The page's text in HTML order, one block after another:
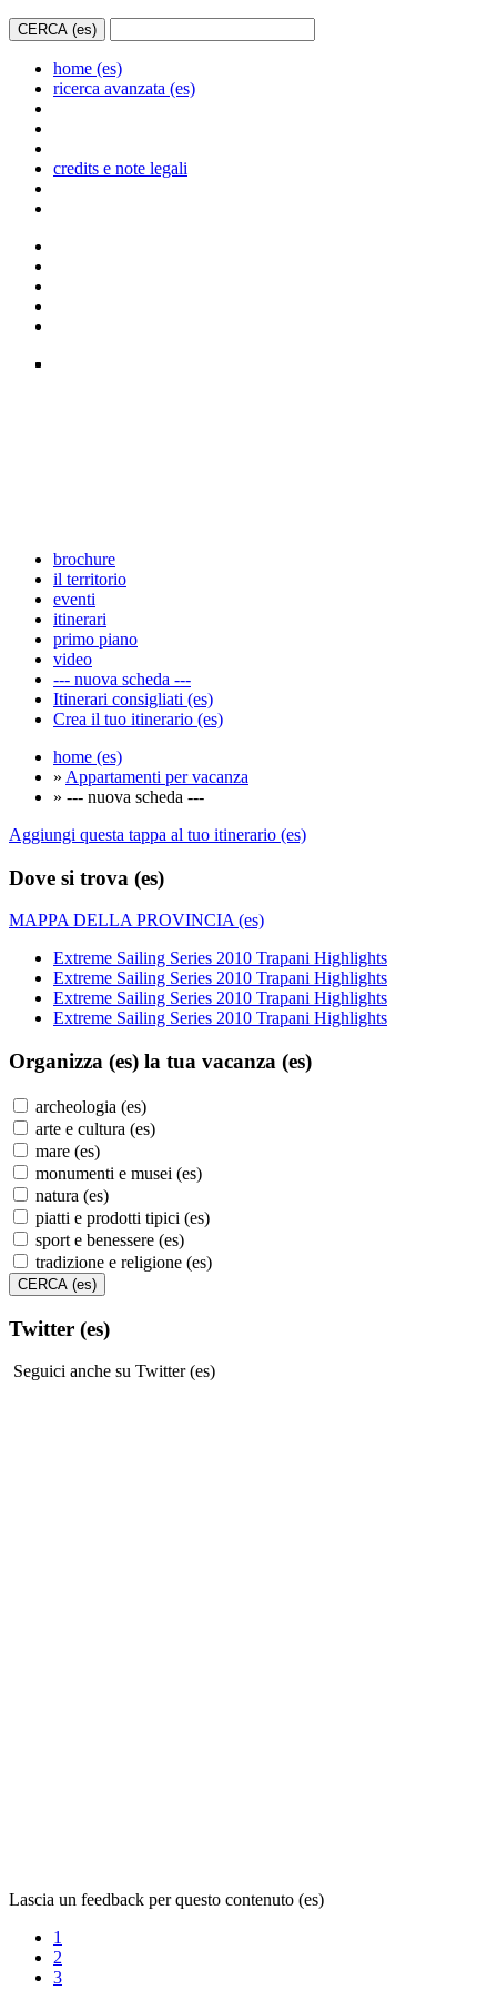
home (es)
ricerca avanzata (es)
credits e note legali
brochure
il territorio
eventi
itinerari
primo piano
video
--- nuova scheda ---
Itinerari consigliati (es)
Crea il tuo itinerario (es)
home (es)
» Appartamenti per vacanza
» --- nuova scheda ---
Aggiungi questa tappa al tuo itinerario (es)
Dove si trova (es)
MAPPA DELLA PROVINCIA (es)
Extreme Sailing Series 2010 Trapani Highlights
Extreme Sailing Series 2010 Trapani Highlights
Extreme Sailing Series 2010 Trapani Highlights
Extreme Sailing Series 2010 Trapani Highlights
Organizza (es) la tua vacanza (es)
archeologia (es)
arte e cultura (es)
mare (es)
monumenti e musei (es)
natura (es)
piatti e prodotti tipici (es)
sport e benessere (es)
tradizione e religione (es)
Twitter (es)
Seguici anche su Twitter (es)
Lascia un feedback per questo contenuto (es)
1
2
3